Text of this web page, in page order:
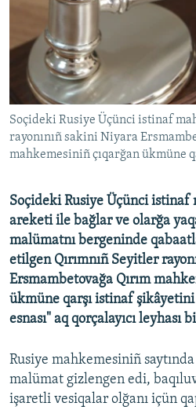
Русский
Українською
QOŞULIÑIZ!
Soçideki Rusiye Üçünci istinaf
rayonınıñ sakini Niyara
mahkemesiniñ çıqarğan ükmüne
Soçideki Rusiye Üçünci istinaf
areketi ile bağlar ve olarğa
malümatnı bergeninde
etilgen Qırımnıñ Seyitler
Ersmambetovağa Qırım
ükmüne qarşı istinaf şikâyetini
esnası" aq qorçalayıcı leyhası
Rusiye mahkemesiniñ
malümat gizlengen edi,
işaretli vesiqalar olğanı içün